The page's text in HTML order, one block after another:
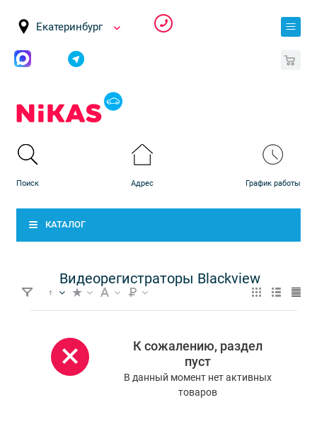
Екатеринбург
КАТАЛОГ
Видеорегистраторы Blackview
К сожалению, раздел
пуст
В данный момент нет активных
товаров